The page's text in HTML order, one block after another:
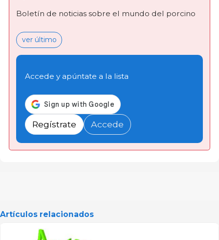
Boletín de noticias sobre el mundo del porcino
ver último
Accede y apúntate a la lista
Regístrate Accede
Artículos relacionados